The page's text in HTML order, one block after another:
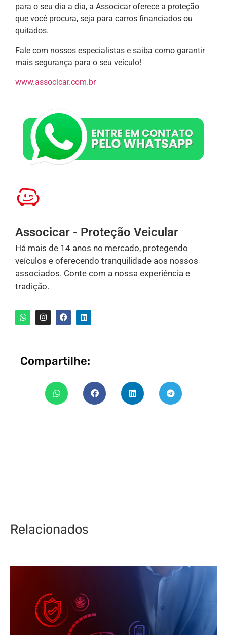
para o seu dia a dia, a Associcar oferece a proteção
que você procura, seja para carros financiados ou
quitados.
Fale com nossos especialistas e saiba como garantir
mais segurança para o seu veículo!
www.associcar.com.br
Associcar - Proteção Veicular
Há mais de 14 anos no mercado, protegendo
veículos e oferecendo tranquilidade aos nossos
associados. Conte com a nossa experiência e
tradição.
Compartilhe:
Relacionados